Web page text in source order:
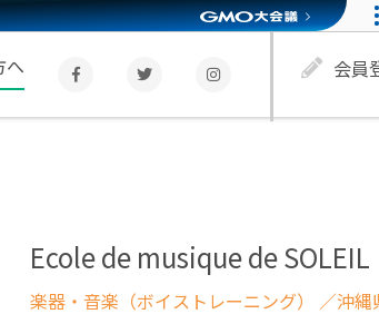
へ 会員
Ecole de musique de SOLEIL
楽器・音楽（ボイストレーニング） ／沖縄